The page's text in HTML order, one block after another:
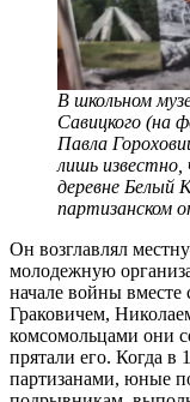
В школьном
Савицкого (на
Павла
лишь известно,
деревне Бeлый
партизанском
Он возглавлял
молодежную
начале войны
Граковичем,
комсомольцами они
прятали его. Когда в
партизанами, юные